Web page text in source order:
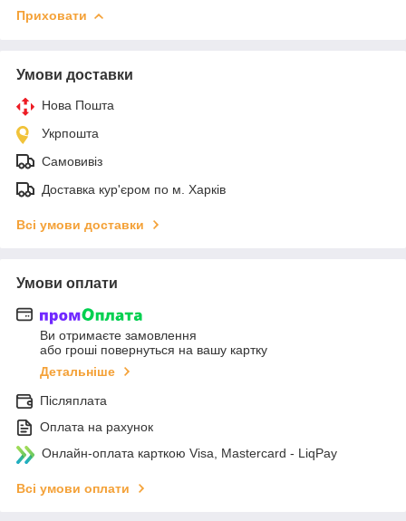
Приховати
Умови доставки
Нова Пошта
Укрпошта
Самовивіз
Доставка кур'єром по м. Харків
Всі умови доставки
Умови оплати
Ви отримаєте замовлення
або гроші повернуться на вашу картку
Детальніше
Післяплата
Оплата на рахунок
Онлайн-оплата карткою Visa, Mastercard - LiqPay
Всі умови оплати